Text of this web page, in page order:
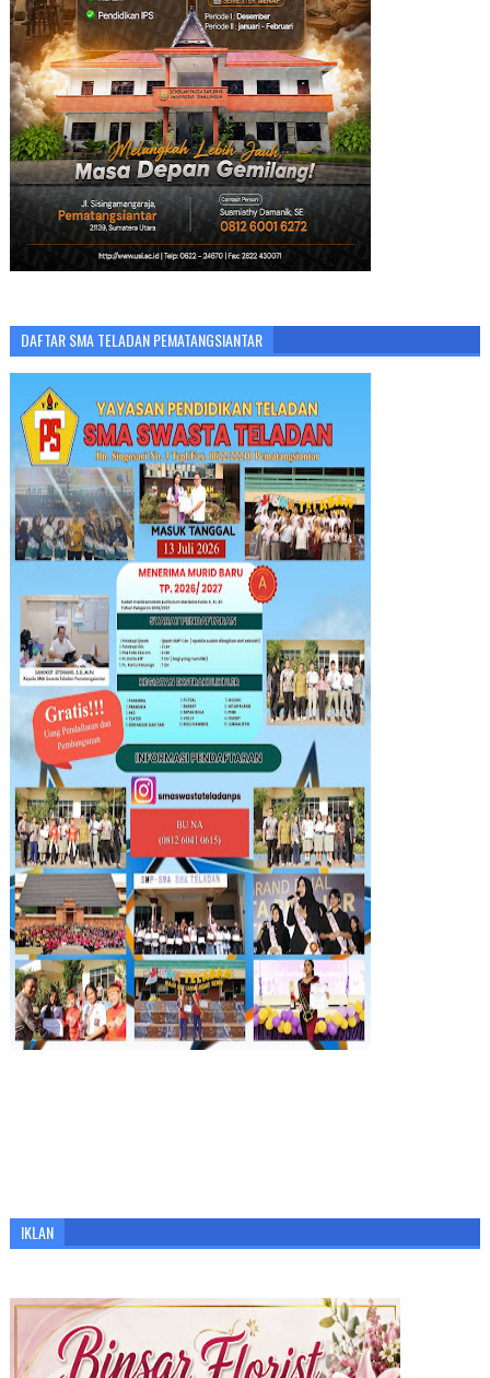
DAFTAR SMA TELADAN PEMATANGSIANTAR
IKLAN